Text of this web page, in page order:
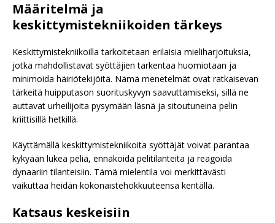
Määritelmä ja
keskittymistekniikoiden tärkeys
Keskittymistekniikoilla tarkoitetaan erilaisia mieliharjoituksia,
jotka mahdollistavat syöttäjien tarkentaa huomiotaan ja
minimoida häiriötekijöitä. Nämä menetelmät ovat ratkaisevan
tärkeitä huipputason suorituskyvyn saavuttamiseksi, sillä ne
auttavat urheilijoita pysymään läsnä ja sitoutuneina pelin
kriittisillä hetkillä.
Käyttämällä keskittymistekniikoita syöttäjät voivat parantaa
kykyään lukea peliä, ennakoida pelitilanteita ja reagoida
dynaariin tilanteisiin. Tämä mielentila voi merkittävästi
vaikuttaa heidän kokonaistehokkuuteensa kentällä.
Katsaus keskeisiin